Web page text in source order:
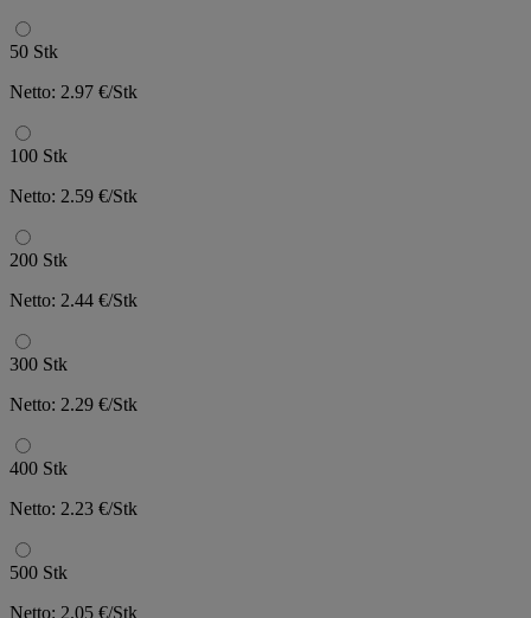
50 Stk
Netto: 2.97 €/Stk
100 Stk
Netto: 2.59 €/Stk
200 Stk
Netto: 2.44 €/Stk
300 Stk
Netto: 2.29 €/Stk
400 Stk
Netto: 2.23 €/Stk
500 Stk
Netto: 2.05 €/Stk